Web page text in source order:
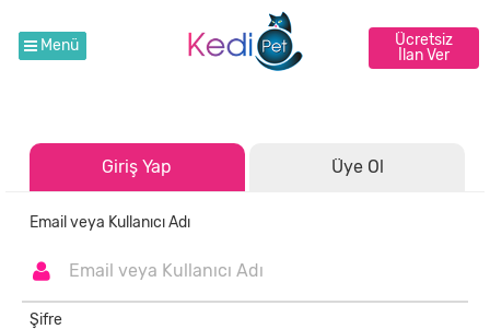
Menü
Ücretsiz
İlan Ver
Giriş Yap Üye Ol
Email veya Kullanıcı Adı
Şifre